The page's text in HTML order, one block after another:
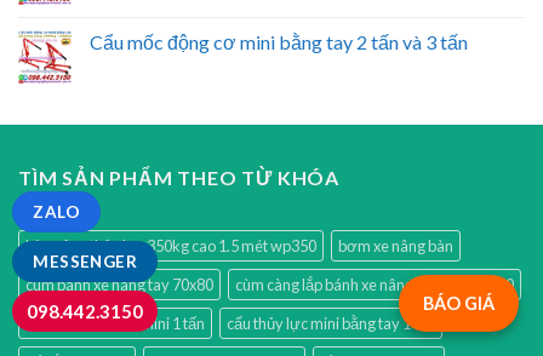
Cẩu mốc động cơ mini bằng tay 2 tấn và 3 tấn
TÌM SẢN PHẨM THEO TỪ KHÓA
bàn nâng thủy lực 350kg cao 1.5 mét wp350
bơm xe nâng bàn
cùm bánh xe nâng tay 70x80
cùm càng lắp bánh xe nâng tay thấp 70x80
cẩu móc động cơ mini 1 tấn
cẩu thủy lực mini bằng tay 1 tấn
BÁO GIÁ
MESSENGER
ZALO
098.442.3150